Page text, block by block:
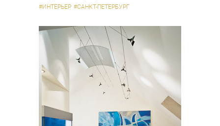
#ИНТЕРЬЕР #САНКТ-ПЕТЕРБУРГ